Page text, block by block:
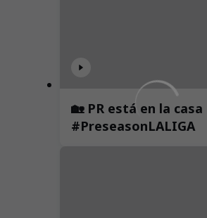
🏡 PR está en la casa
#PreseasonLALIGA